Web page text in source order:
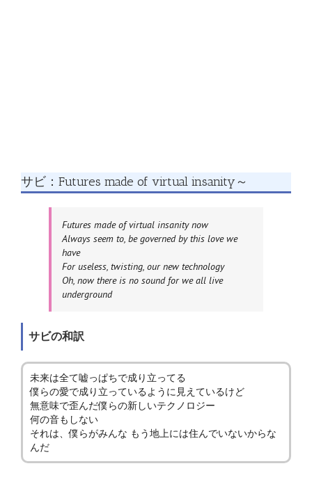
サビ：Futures made of virtual insanity～
Futures made of virtual insanity now
Always seem to, be governed by this love we
have
For useless, twisting, our new technology
Oh, now there is no sound for we all live
underground
サビの和訳
未来は全て嘘っぱちで成り立ってる
僕らの愛で成り立っているように見えているけど
無意味で歪んだ僕らの新しいテクノロジー
何の音もしない
それは、僕らがみんな もう地上には住んでいないからな
んだ